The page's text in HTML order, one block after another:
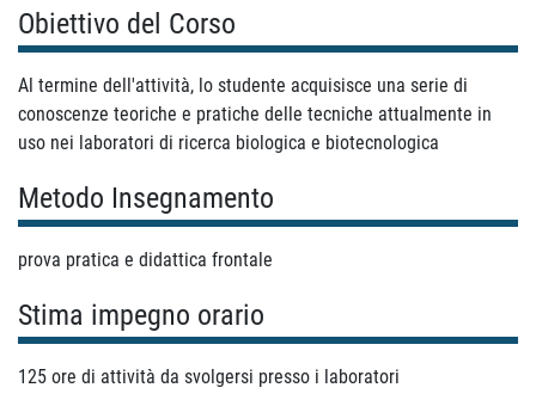
Obiettivo del Corso
Al termine dell'attività, lo studente acquisisce una serie di
conoscenze teoriche e pratiche delle tecniche attualmente in
uso nei laboratori di ricerca biologica e biotecnologica
Metodo Insegnamento
prova pratica e didattica frontale
Stima impegno orario
125 ore di attività da svolgersi presso i laboratori